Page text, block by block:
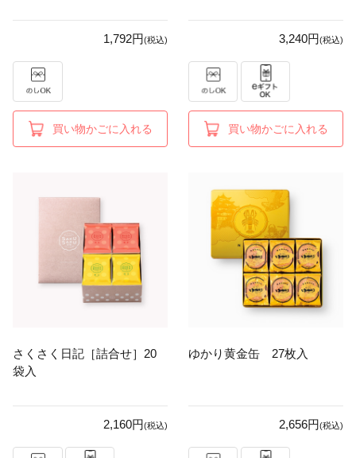
1,792円(税込)
買い物かごに入れる
3,240円(税込)
買い物かごに入れる
さくさく日記［詰合せ］20
袋入
2,160円(税込)
ゆかり黄金缶 27枚入
2,656円(税込)